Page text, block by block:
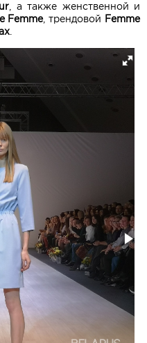
, а также женственной и
Femme, трендовой Femme